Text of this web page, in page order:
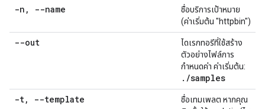
-n , --name
ชื่อบริการเป้าหมาย
(ค่าเริ่มต้น "httpbin")
--out
ไดเรกทอรีที่ใช้สร้าง
ตัวอย่างไฟล์การ
กำหนดค่า ค่าเริ่มต้น:
. /samples
-t, --template
ชื่อเทมเพลต หากคุณ